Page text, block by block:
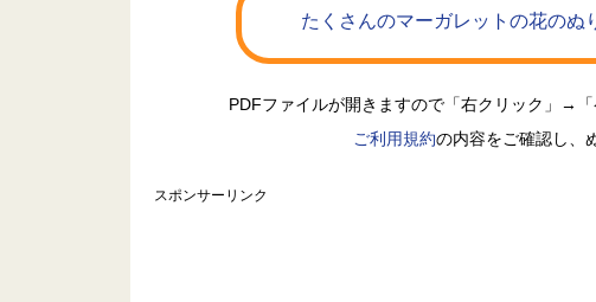
たくさんのマーガレットの花のぬ
PDFファイルが開きますので「右クリック」→
ご利用規約の内容をご確認し、
スポンサーリンク